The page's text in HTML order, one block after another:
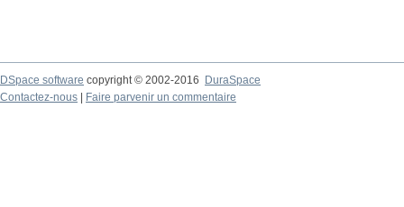
DSpace software copyright © 2002-2016
DuraSpace
Contactez-nous
Faire parvenir un commentaire